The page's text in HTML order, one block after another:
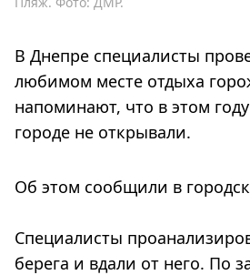
В Днепре специалисты
любимом месте отдыха
напоминают, что в этом
городе не открывали.
Об этом сообщили в
Специалисты
берега и вдали от него. По